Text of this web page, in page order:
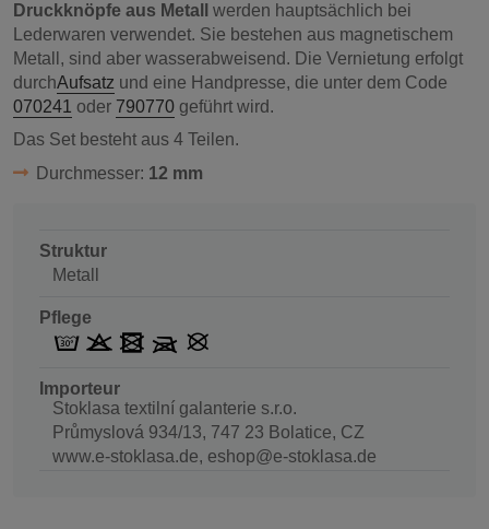
Druckknöpfe aus Metall
werden hauptsächlich bei
Lederwaren verwendet. Sie bestehen aus magnetischem
Metall, sind aber wasserabweisend. Die Vernietung erfolgt
durchAufsatz und eine Handpresse, die unter dem Code
070241 oder 790770 geführt wird.
Das Set besteht aus 4 Teilen.
Durchmesser: 12 mm
Struktur
Metall
Pflege
Importeur
Stoklasa textilní galanterie s.r.o.
Průmyslová 934/13, 747 23 Bolatice, CZ
www.e-stoklasa.de, eshop@e-stoklasa.de